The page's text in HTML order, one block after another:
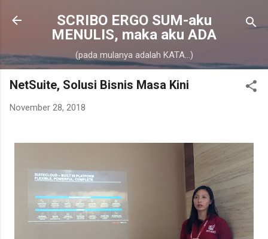
Skip to main content
SCRIBO ERGO SUM-aku
MENULIS, maka aku ADA
(pada mulanya adalah KATA...)
NetSuite, Solusi Bisnis Masa Kini
November 28, 2018